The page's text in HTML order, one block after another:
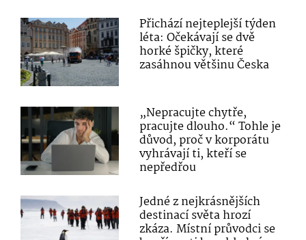
Přichází nejteplejší týden
léta: Očekávají se dvě
horké špičky, které
zasáhnou většinu Česka
„Nepracujte chytře,
pracujte dlouho.“ Tohle je
důvod, proč v korporátu
vyhrávají ti, kteří se
nepředřou
Jedné z nejkrásnějších
destinací světa hrozí
zkáza. Místní průvodci se